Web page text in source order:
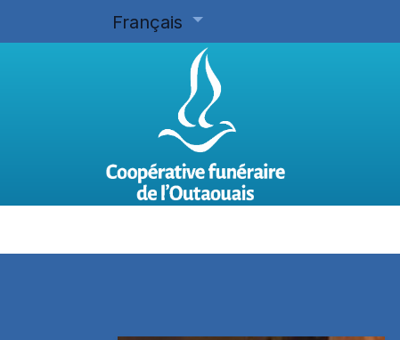
Français